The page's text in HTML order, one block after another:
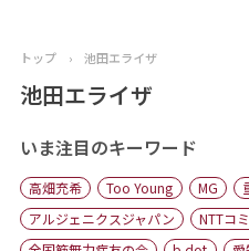
ニュース
おすすめコンテンツ
出版物
トップ › 池田エライザ
池田エライザ
いま注目のキーワード
高畑充希 Too Young MG
アルジェニクスジャパン
NTTコ